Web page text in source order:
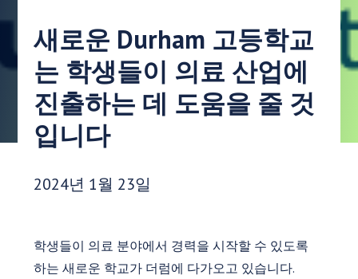
새로운 Durham 고등학교
는 학생들이 의료 산업에
진출하는 데 도움을 줄 것
입니다
게시 날짜:
2024년 1월 23일
학생들이 의료 분야에서 경력을 시작할 수 있도록
하는 새로운 학교가 더럼에 다가오고 있습니다.